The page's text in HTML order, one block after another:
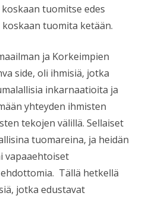
tuomitse edes
tuomita ketään.
ja Korkeimpien
side, oli ihmisiä, jotka
inkarnaatioita ja
yhteyden ihmisten
tekojen välillä. Sellaiset
tuomareina, ja heidän
vapaaehtoiset
Tällä hetkellä
jotka edustavat